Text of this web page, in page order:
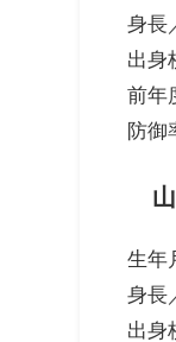
身長
出身
前年
防御
生年
身長
出身